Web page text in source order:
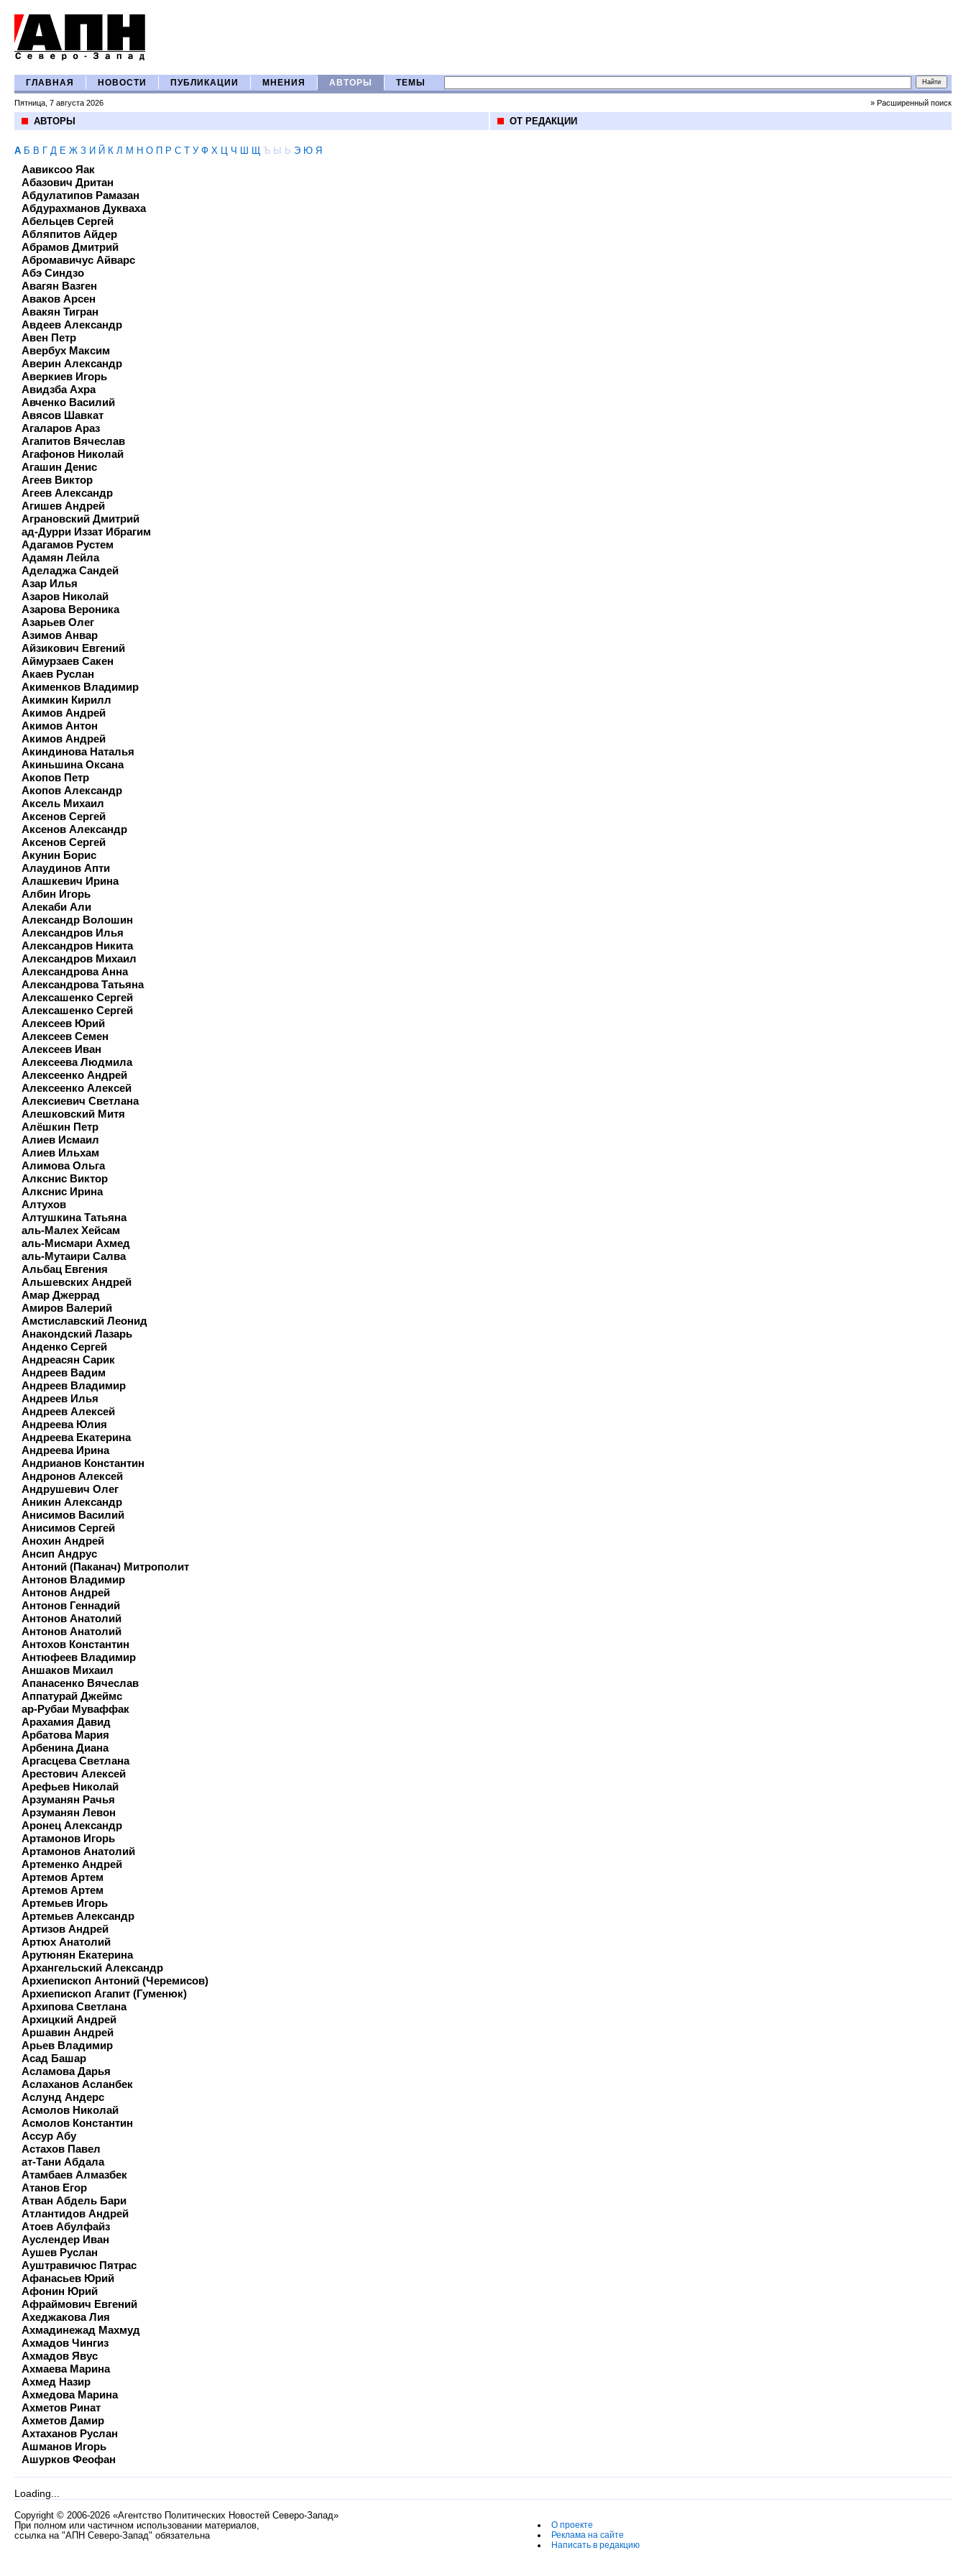
ГЛАВНАЯ НОВОСТИ ПУБЛИКАЦИИ МНЕНИЯ АВТОРЫ ТЕМЫ
Пятница, 7 августа 2026 » Расширенный поиск
АВТОРЫ
А Б В Г Д Е Ж З И Й К Л М Н О П Р С Т У Ф Х Ц Ч Ш Щ Ъ Ы Ь Э Ю Я
Аавиксоо Яак
Абазович Дритан
Абдулатипов Рамазан
Абдурахманов Дукваха
Абельцев Сергей
Абляпитов Айдер
Абрамов Дмитрий
Абромавичус Айварс
Абэ Синдзо
Авагян Вазген
Аваков Арсен
Авакян Тигран
Авдеев Александр
Авен Петр
Авербух Максим
Аверин Александр
Аверкиев Игорь
Авидзба Ахра
Авченко Василий
Авясов Шавкат
Агаларов Араз
Агапитов Вячеслав
Агафонов Николай
Агашин Денис
Агеев Виктор
Агеев Александр
Агишев Андрей
Аграновский Дмитрий
ад-Дурри Иззат Ибрагим
Адагамов Рустем
Адамян Лейла
Аделаджа Сандей
Азар Илья
Азаров Николай
Азарова Вероника
Азарьев Олег
Азимов Анвар
Айзикович Евгений
Аймурзаев Сакен
Акаев Руслан
Акименков Владимир
Акимкин Кирилл
Акимов Андрей
Акимов Антон
Акимов Андрей
Акиндинова Наталья
Акиньшина Оксана
Акопов Петр
Акопов Александр
Аксель Михаил
Аксенов Сергей
Аксенов Александр
Аксенов Сергей
Акунин Борис
Алаудинов Апти
Алашкевич Ирина
Албин Игорь
Алекаби Али
Александр Волошин
Александров Илья
Александров Никита
Александров Михаил
Александрова Анна
Александрова Татьяна
Алексашенко Сергей
Алексашенко Сергей
Алексеев Юрий
Алексеев Семен
Алексеев Иван
Алексеева Людмила
Алексеенко Андрей
Алексеенко Алексей
Алексиевич Светлана
Алешковский Митя
Алёшкин Петр
Алиев Исмаил
Алиев Ильхам
Алимова Ольга
Алкснис Виктор
Алкснис Ирина
Алтухов
Алтушкина Татьяна
аль-Малех Хейсам
аль-Мисмари Ахмед
аль-Мутаири Салва
Альбац Евгения
Альшевских Андрей
Амар Джеррад
Амиров Валерий
Амстиславский Леонид
Анакондский Лазарь
Анденко Сергей
Андреасян Сарик
Андреев Вадим
Андреев Владимир
Андреев Илья
Андреев Алексей
Андреева Юлия
Андреева Екатерина
Андреева Ирина
Андрианов Константин
Андронов Алексей
Андрушевич Олег
Аникин Александр
Анисимов Василий
Анисимов Сергей
Анохин Андрей
Ансип Андрус
Антоний (Паканач) Митрополит
Антонов Владимир
Антонов Андрей
Антонов Геннадий
Антонов Анатолий
Антонов Анатолий
Антохов Константин
Антюфеев Владимир
Аншаков Михаил
Апанасенко Вячеслав
Аппатурай Джеймс
ар-Рубаи Муваффак
Арахамия Давид
Арбатова Мария
Арбенина Диана
Аргасцева Светлана
Арестович Алексей
Арефьев Николай
Арзуманян Рачья
Арзуманян Левон
Аронец Александр
Артамонов Игорь
Артамонов Анатолий
Артеменко Андрей
Артемов Артем
Артемов Артем
Артемьев Игорь
Артемьев Александр
Артизов Андрей
Артюх Анатолий
Арутюнян Екатерина
Архангельский Александр
Архиепископ Антоний (Черемисов)
Архиепископ Агапит (Гуменюк)
Архипова Светлана
Архицкий Андрей
Аршавин Андрей
Арьев Владимир
Асад Башар
Асламова Дарья
Аслаханов Асланбек
Аслунд Андерс
Асмолов Николай
Асмолов Константин
Ассур Абу
Астахов Павел
ат-Тани Абдала
Атамбаев Алмазбек
Атанов Егор
Атван Абдель Бари
Атлантидов Андрей
Атоев Абулфайз
Ауслендер Иван
Аушев Руслан
Ауштравичюс Пятрас
Афанасьев Юрий
Афонин Юрий
Афраймович Евгений
Ахеджакова Лия
Ахмадинежад Махмуд
Ахмадов Чингиз
Ахмадов Явус
Ахмаева Марина
Ахмед Назир
Ахмедова Марина
Ахметов Ринат
Ахметов Дамир
Ахтаханов Руслан
Ашманов Игорь
Ашурков Феофан
ОТ РЕДАКЦИИ
Loading...
Copyright © 2006-2026 «Агентство Политических Новостей Северо-Запад»
При полном или частичном использовании материалов,
ссылка на "АПН Северо-Запад" обязательна
О проекте
Реклама на сайте
Написать в редакцию